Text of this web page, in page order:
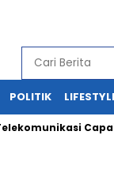
POLITIK